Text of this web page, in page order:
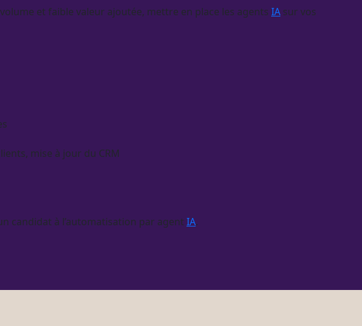
et faible valeur ajoutée, mettre en place les agents IA sur vos
mise à jour du CRM
candidat à l’automatisation par agent IA.